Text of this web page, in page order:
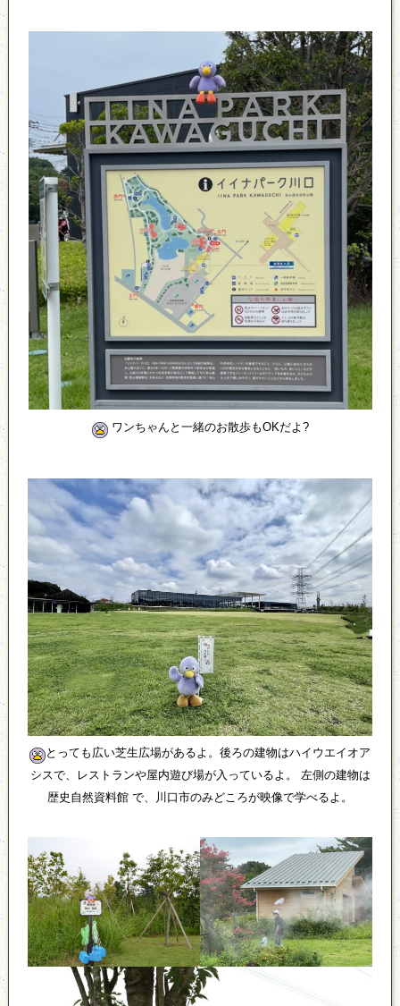
ワンちゃんと一緒のお散歩もOKだよ?
とっても広い芝生広場があるよ。後ろの建物はハイウエイオア
シスで、レストランや屋内遊び場が入っているよ。 左側の建物は
歴史自然資料館 で、川口市のみどころが映像で学べるよ。